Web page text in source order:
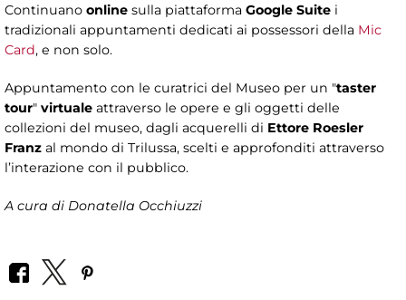
Continuano online sulla piattaforma Google Suite i
tradizionali appuntamenti dedicati ai possessori della Mic
Card, e non solo.
Appuntamento con le curatrici del Museo per un "taster
tour" virtuale attraverso le opere e gli oggetti delle
collezioni del museo, dagli acquerelli di Ettore Roesler
Franz al mondo di Trilussa, scelti e approfonditi attraverso
l’interazione con il pubblico.
A cura di Donatella Occhiuzzi